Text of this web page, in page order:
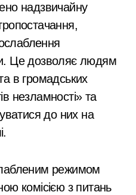
надзвичайну
Це дозволяє людям
в громадських
незламності» та
до них на
режимом
комісією з питань